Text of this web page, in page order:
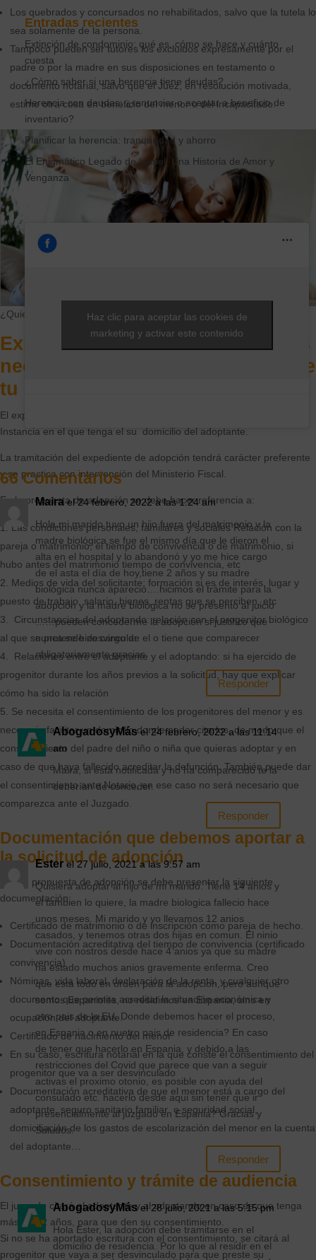
Los quebrados y concursados no rehabilitados, salvo que la tutela lo
sea solamente de la persona.
Tampoco pueden ser tutores los excluidos expresamente por el
padre o por la madre en sus disposiciones en testamento o
documento notarial, salvo que el Juez, en resolución motivada,
estime otra cosa en beneficio del menor o del incapacitado.
¿Quieres adoptar al hijo de tu pareja?
Expediente de adopción: trámites
necesarios para adoptar al hijo de
tu pareja o cónyuge
El expediente de adopción se tramita ante el Juzgado de Primera
Instancia en el que tenga el su domicilio del adoptante.
La tramitación del expediente de adopción tendrá carácter preferente
y se practica con intervención del Ministerio Fiscal.
En la propuesta de adopción se debe hacer referencia a:
Las condiciones personales, familiares y sociales Relación con la
pareja o matrimonio, el tiempo de convivencia o de matrimonio, si
hubo antes del matrimonio tiempo de convivencia, etc
Medios de vida del solicitante: formación si es de interés, lugar y
puesto de trabajo, salario, bienes, rentas que se perciben, etc
Circunstancias del adoptando: relación con el progenitor biológico
al que se pretende desvincular
Relaciones entre el adoptante y el adoptando: si ha ejercido de
progenitor durante los años previos a la solicitud, hay que explicar
cómo ha sido la relación
Se necesita el consentimiento de los progenitores del menor y es
necesario facilitar un domicilio donde poder citarlos, de modo que el
consentimiento del padre del niño o niña que quieras adoptar y en
caso de que haya fallecido acreditar la defunción. También puede dar
el consentimiento ante Notario, en ese caso no será necesario que
comparezca ante el Juzgado.
Documentación que debemos aportar a
la solicitud de adopción
Con la propuesta de adopción se debe presentar la siguiente
documentación:
Certificado de matrimonio o de inscripción como pareja de hecho.
Documentación acreditativa del tiempo de convivencia (certificado
convivencia)
Nóminas, vida laboral, declaración de la renta, y cualquier otro
documento que permita acreditar la situación económica y
ocupación del adoptante.
Certificado de nacimiento del menor
En su caso, escritura notarial en la que conste el consentimiento del
progenitor que va a ser desvinculado
Documentación acreditativa de que el menor está a cargo del
adoptante, seguro sanitario familiar o seguridad social,
domiciliación de los gastos de escolarización del menor en la cuenta
del adoptante…
Consentimiento y trámite de audiencia
El juzgado citará al adoptante y al adoptando en caso de que tenga
más de 12 años, para que den su consentimiento.
Si no se ha aportado escritura con el consentimiento, se citará al
progenitor que vaya a ser desvinculado para que preste su
Entradas recientes
Extinción de condominio: qué es, cómo se hace y cuánto
cuesta
¿Cómo saber si una herencia tiene deudas?
Herencia con deudas: ¿renunciar o aceptar a beneficio de
inventario?
Planificar la herencia: tranquilidad y ahorro
El Enigmático Legado de Isabel: Una Historia de Amor y
Venganza
Haz clic para aceptar las cookies de
marketing y activar este contenido
66 Comentarios
Maira el 24 febrero, 2022 a las 1:24 am
Hola,mi marido tuvo un hijo fuera del matrimonio y la
madre biológica se fue el mismo día que le dieron el
alta en el hospital y lo abandonó y yo me hice cargo
de el asta el día de hoy,tiene 2 años y su madre
biológica nunca apareció….hicimos el trámite para la
adopción y la madre biológica no se presentó al juicio
……pueden concederme la adopción si justifico que
nunca se hizo cargo de el o tiene que comparecer
obligatoriamente gracias
Responder
AbogadosyMás el 24 febrero, 2022 a las 11:14
am
Maira, si está notificada y no ha comparecido te la
deberían de conceder.
Responder
Ester el 27 julio, 2021 a las 9:57 am
Quisiera adoptar al hijo de mi marido. Tiene 14 anios y
el tambien lo quiere, la madre biologica fallecio hace
unos meses. Mi marido y yo llevamos 12 anios
casados, y tenemos otras dos hijas en comun. El ninio
vive con nostros desde hace 4 anios ya que su madre
ha estado muchos anios gravemente enferma. Creo
que esta todo en orden para la adopcion, pero aunque
somos Espanioles, no residimos en Espania, sino en
otro pais de la EU. Donde debemos hacer el proceso,
en Espania o en nuetro pais de residencia? En caso
de tener que hacerlo en Espania, y debido a las
restricciones del Covid que parece que van a seguir
activas el proximo otonio, es posible con ayuda del
consulado etc. hacerlo desde aqui sin tener que ir
presencialmente al juzgado en Espania? Gracias y
Saludos.
Responder
AbogadosyMás el 28 julio, 2021 a las 5:15 pm
Hola Ester, la adopción debe tramitarse en el
domicilio de residencia. Por lo que al residir en el